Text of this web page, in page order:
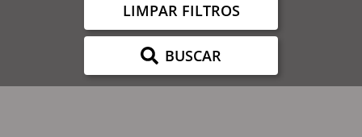
LIMPAR FILTROS
BUSCAR